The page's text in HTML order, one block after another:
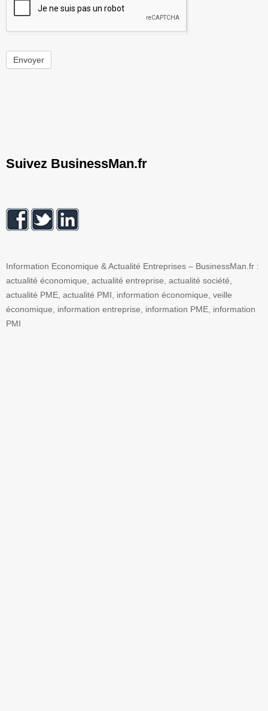
Envoyer
Suivez BusinessMan.fr
Information Economique & Actualité Entreprises – BusinessMan.fr :
actualité économique, actualité entreprise, actualité société,
actualité PME, actualité PMI, information économique, veille
économique, information entreprise, information PME, information
PMI